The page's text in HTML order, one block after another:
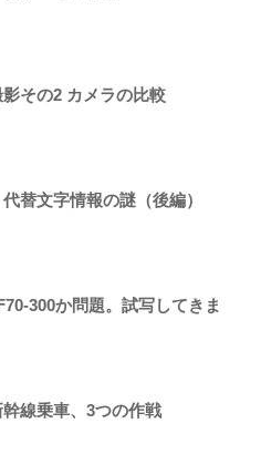
その2 カメラの比較
替文字情報の謎（後編）
300か問題。試写してきま
線乗車、3つの作戦